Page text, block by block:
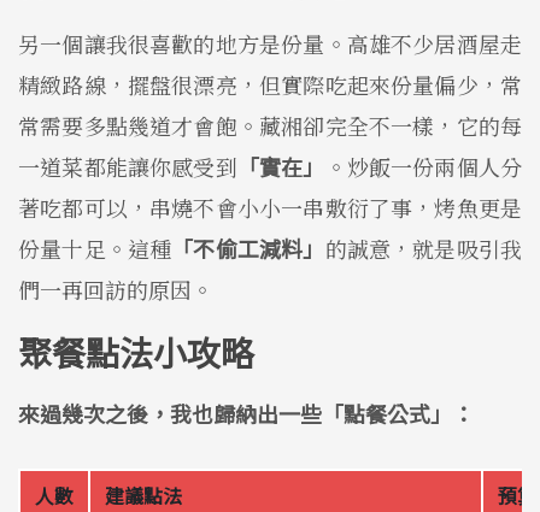
另一個讓我很喜歡的地方是份量。高雄不少居酒屋走
精緻路線，擺盤很漂亮，但實際吃起來份量偏少，常
常需要多點幾道才會飽。藏湘卻完全不一樣，它的每
一道菜都能讓你感受到 「實在」
。炒飯一份兩個人分
著吃都可以，串燒不會小小一串敷衍了事，烤魚更是
份量十足。這種 「不偷工減料」 的誠意，就是吸引我
們一再回訪的原因。
聚餐點法小攻略
來過幾次之後，我也歸納出一些「點餐公式」：
人數 建議點法
預算